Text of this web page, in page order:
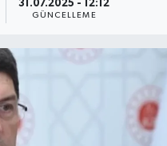
31.07.2025 - 12:12
GÜNCELLEME